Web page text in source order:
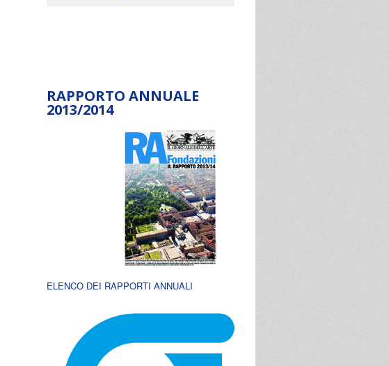
RAPPORTO ANNUALE
2013/2014
ELENCO DEI RAPPORTI ANNUALI